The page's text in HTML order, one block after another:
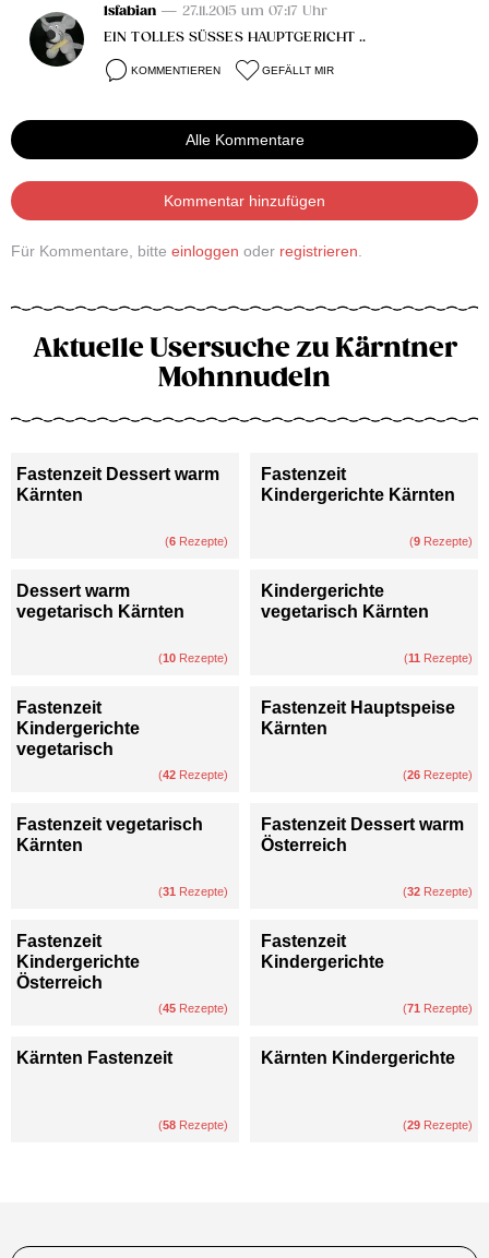
lsfabian — 27.11.2015 um 07:17 Uhr
EIN TOLLES SÜSSES HAUPTGERICHT ..
KOMMENTIEREN GEFÄLLT MIR
Alle Kommentare
Kommentar hinzufügen
Für Kommentare, bitte einloggen oder registrieren
Aktuelle Usersuche zu Kärntner
Mohnnudeln
Fastenzeit Dessert warm
Kärnten
(6 Rezepte)
Fastenzeit
Kindergerichte Kärnten
(9 Rezepte)
Dessert warm
vegetarisch Kärnten
(10 Rezepte)
Kindergerichte
vegetarisch Kärnten
(11 Rezepte)
Fastenzeit
Kindergerichte
vegetarisch
(42 Rezepte)
Fastenzeit Hauptspeise
Kärnten
(26 Rezepte)
Fastenzeit vegetarisch
Kärnten
(31 Rezepte)
Fastenzeit Dessert warm
Österreich
(32 Rezepte)
Fastenzeit
Kindergerichte
Österreich
(45 Rezepte)
Fastenzeit
Kindergerichte
(71 Rezepte)
Kärnten Fastenzeit
(58 Rezepte)
Kärnten Kindergerichte
(29 Rezepte)